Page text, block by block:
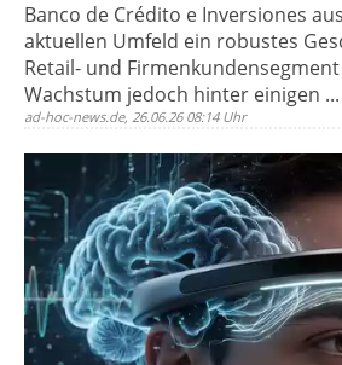
Banco de Crédito e Inversiones
aktuellen Umfeld ein robustes
Retail- und
Wachstum jedoch hinter einigen ...
ad-hoc-news.de, 26.06.26 08:14 Uhr